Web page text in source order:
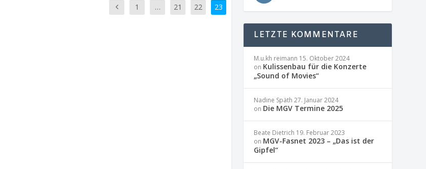
1 … 21 22 23
LETZTE KOMMENTARE
M.u.kh reimann 15. Oktober 2024
on Kulissenbau für die Konzerte
„Sound of Movies“
Nadine Späth 27. Januar 2024
on Die MGV Termine 2025
Beate Dietrich 19. Februar 2023
on MGV-Fasnet 2023 – „Das ist der
Gipfel“